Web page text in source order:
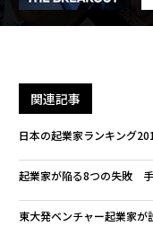
関連記事
日本の起業家ランキング
起業家が陥る8つの失敗
東大発ベンチャー起業家が